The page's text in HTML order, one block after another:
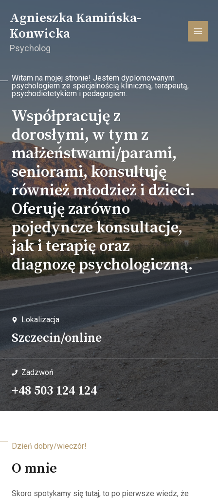
content
Agnieszka Kamińska-
Konwicka
Psycholog
Witam na mojej stronie! Jestem dyplomowanym
psychologiem ze specjalnością kliniczną, terapeutą,
psychodietetykiem i pedagogiem.
Współpracuję z
dorosłymi, w tym z
małżeństwami/parami,
seniorami, konsultuję
również młodzież i dzieci.
Oferuję zarówno
pojedyncze konsultacje,
jak i terapię oraz
diagnozę psychologiczną.
Lokalizacja
Szczecin/online
Zadzwoń
+48 503 124 124
Dzień dobry/wieczór!
O mnie
Skoro spotykamy się tutaj, to po pierwsze wiedz, że